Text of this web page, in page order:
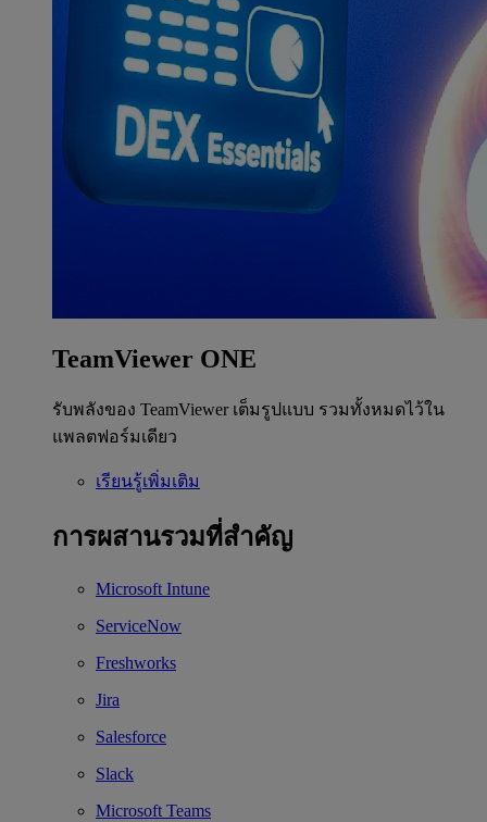
TeamViewer ONE
รับพลังของ TeamViewer เต็มรูปแบบ รวมทั้งหมดไว้ใน
แพลตฟอร์มเดียว
เรียนรู้เพิ่มเติม
การผสานรวมที่สำคัญ
Microsoft Intune
ServiceNow
Freshworks
Jira
Salesforce
Slack
Microsoft Teams